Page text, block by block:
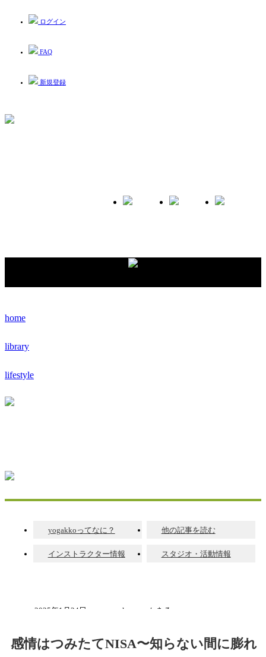
ログイン
FAQ
新規登録
home
library
lifestyle
yogakkoってなに？ 他の記事を読む
インストラクター情報 スタジオ・活動情報
2025年1月24日 kaworu-かをる
感情はつみたてNISA〜知らない間に膨れ